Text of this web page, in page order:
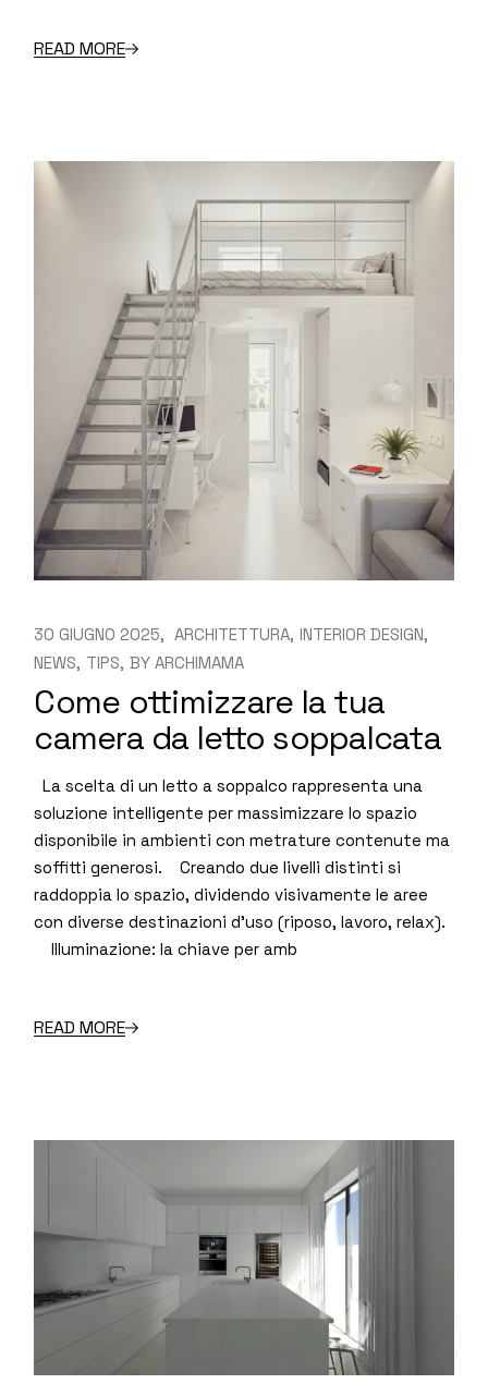
READ MORE
30 GIUGNO 2025 ARCHITETTURA INTERIOR DESIGN
NEWS TIPS BY ARCHIMAMA
Come ottimizzare la tua
camera da letto soppalcata
La scelta di un letto a soppalco rappresenta una
soluzione intelligente per massimizzare lo spazio
disponibile in ambienti con metrature contenute ma
soffitti generosi. Creando due livelli distinti si
raddoppia lo spazio, dividendo visivamente le aree
con diverse destinazioni d’uso (riposo, lavoro, relax).
Illuminazione: la chiave per amb
READ MORE